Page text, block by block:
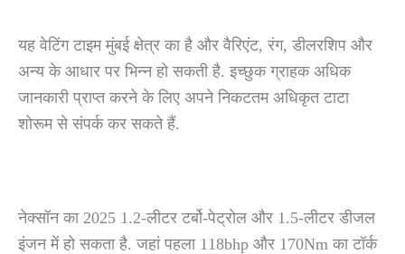
यह वेटिंग टाइम मुंबई क्षेत्र का है और वैरिएंट, रंग, डीलरशिप और
अन्य के आधार पर भिन्न हो सकती है. इच्छुक ग्राहक अधिक
जानकारी प्राप्त करने के लिए अपने निकटतम अधिकृत टाटा
शोरूम से संपर्क कर सकते हैं.
नेक्सॉन का 2025 1.2-लीटर टर्बो-पेट्रोल और 1.5-लीटर डीजल
इंजन में हो सकता है. जहां पहला 118bhp और 170Nm का टॉर्क